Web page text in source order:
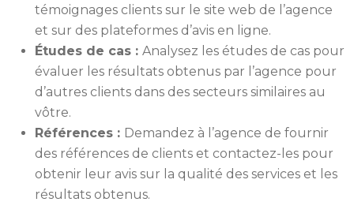
témoignages clients sur le site web de l’agence
et sur des plateformes d’avis en ligne.
Études de cas : Analysez les études de cas pour
évaluer les résultats obtenus par l’agence pour
d’autres clients dans des secteurs similaires au
vôtre.
Références : Demandez à l’agence de fournir
des références de clients et contactez-les pour
obtenir leur avis sur la qualité des services et les
résultats obtenus.